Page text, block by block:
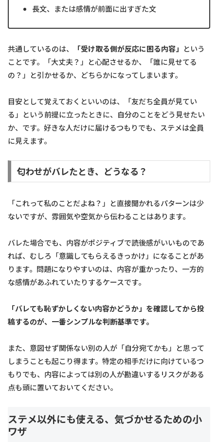
長文、または感情が前面に出すぎた文
共通しているのは、 「受け取る側が反応に困る内容」 という
ことです。「大丈夫？」と心配させるか、「誰に見せてる
の？」と引かせるか、どちらかになってしまいます。
目安として覚えておくといいのは、「友だち全員が見てい
る」という前提に立ったときに、自分のことをどう見せたい
か、です。好きな人だけに届けるつもりでも、ステメは全員
に見えます。
匂わせがバレたとき、どうなる？
「これって私のことだよね？」と直接聞かれるパターンは少
ないですが、雰囲気や空気から伝わることはあります。
バレた場合でも、内容がポジティブで読後感がいいものであ
れば、むしろ「意識してもらえるきっかけ」になることがあ
ります。問題になりやすいのは、内容が重かったり、一方的
な感情があふれていたりするケースです。
「バレても恥ずかしくない内容かどうか」を確認してから投
稿するのが、一番シンプルな判断基準です。
また、意図せず関係ない別の人が「自分宛てかも」と思って
しまうことも起こり得ます。特定の相手だけに向けているつ
もりでも、内容によっては別の人が勘違いするリスクがある
点も頭に置いておいてください。
ステメ以外にも使える、気づかせるための小
ワザ